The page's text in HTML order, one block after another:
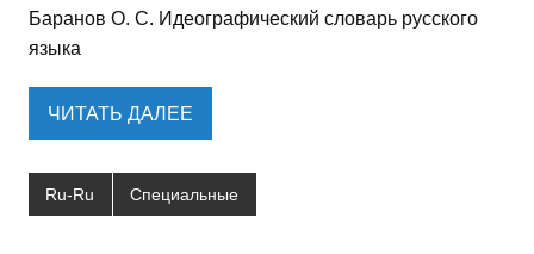
Баранов О. С. Идеографический словарь русского
языка
ЧИТАТЬ ДАЛЕЕ
Ru-Ru Специальные